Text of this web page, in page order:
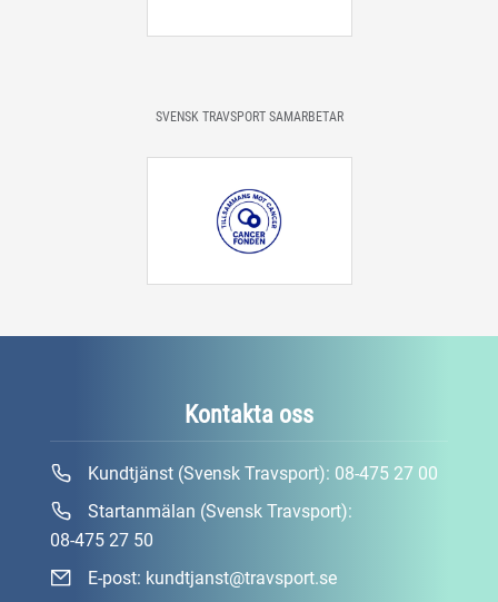
SVENSK TRAVSPORT SAMARBETAR
Kontakta oss
Kundtjänst (Svensk Travsport): 08-475 27 00
Startanmälan (Svensk Travsport):
08-475 27 50
E-post: kundtjanst@travsport.se